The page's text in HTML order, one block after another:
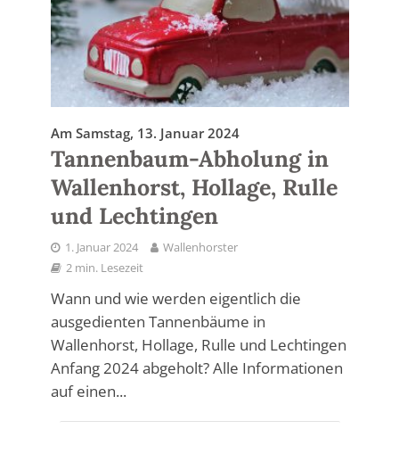
Am Samstag, 13. Januar 2024
Tannenbaum-Abholung in
Wallenhorst, Hollage, Rulle
und Lechtingen
1. Januar 2024
Wallenhorster
2 min. Lesezeit
Wann und wie werden eigentlich die
ausgedienten Tannenbäume in
Wallenhorst, Hollage, Rulle und Lechtingen
Anfang 2024 abgeholt? Alle Informationen
auf einen...